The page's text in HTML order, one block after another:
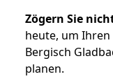
Zögern Sie
heute, um
Bergisch
planen.